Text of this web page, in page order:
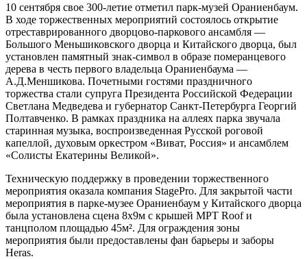
10 сентября свое 300-летие отметил парк-музей Ораниенбаум.
В ходе торжественных мероприятий состоялось открытие
отреставрированного дворцово-паркового ансамбля —
Большого Меньшиковского дворца и Китайского дворца, был
установлен памятный знак-символ в образе померанцевого
дерева в честь первого владельца Ораниенбаума —
А.Д.Меншикова. Почетными гостями праздничного
торжества стали супруга Президента Российской Федерации
Светлана Медведева и губернатор Санкт-Петербурга Георгий
Полтавченко. В рамках праздника на аллеях парка звучала
старинная музыка, воспроизведенная Русской роговой
капеллой, духовым оркестром «Виват, Россия» и ансамблем
«Солисты Екатерины Великой».
Техническую поддержку в проведении торжественного
мероприятия оказала компания StagePro. Для закрытой части
мероприятия в парке-музее Ораниенбаум у Китайского дворца
была установлена сцена 8х9м с крышей MPT Roof и
танцполом площадью 45м². Для ограждения зоны
мероприятия были предоставлены фан барьеры и заборы
Heras.